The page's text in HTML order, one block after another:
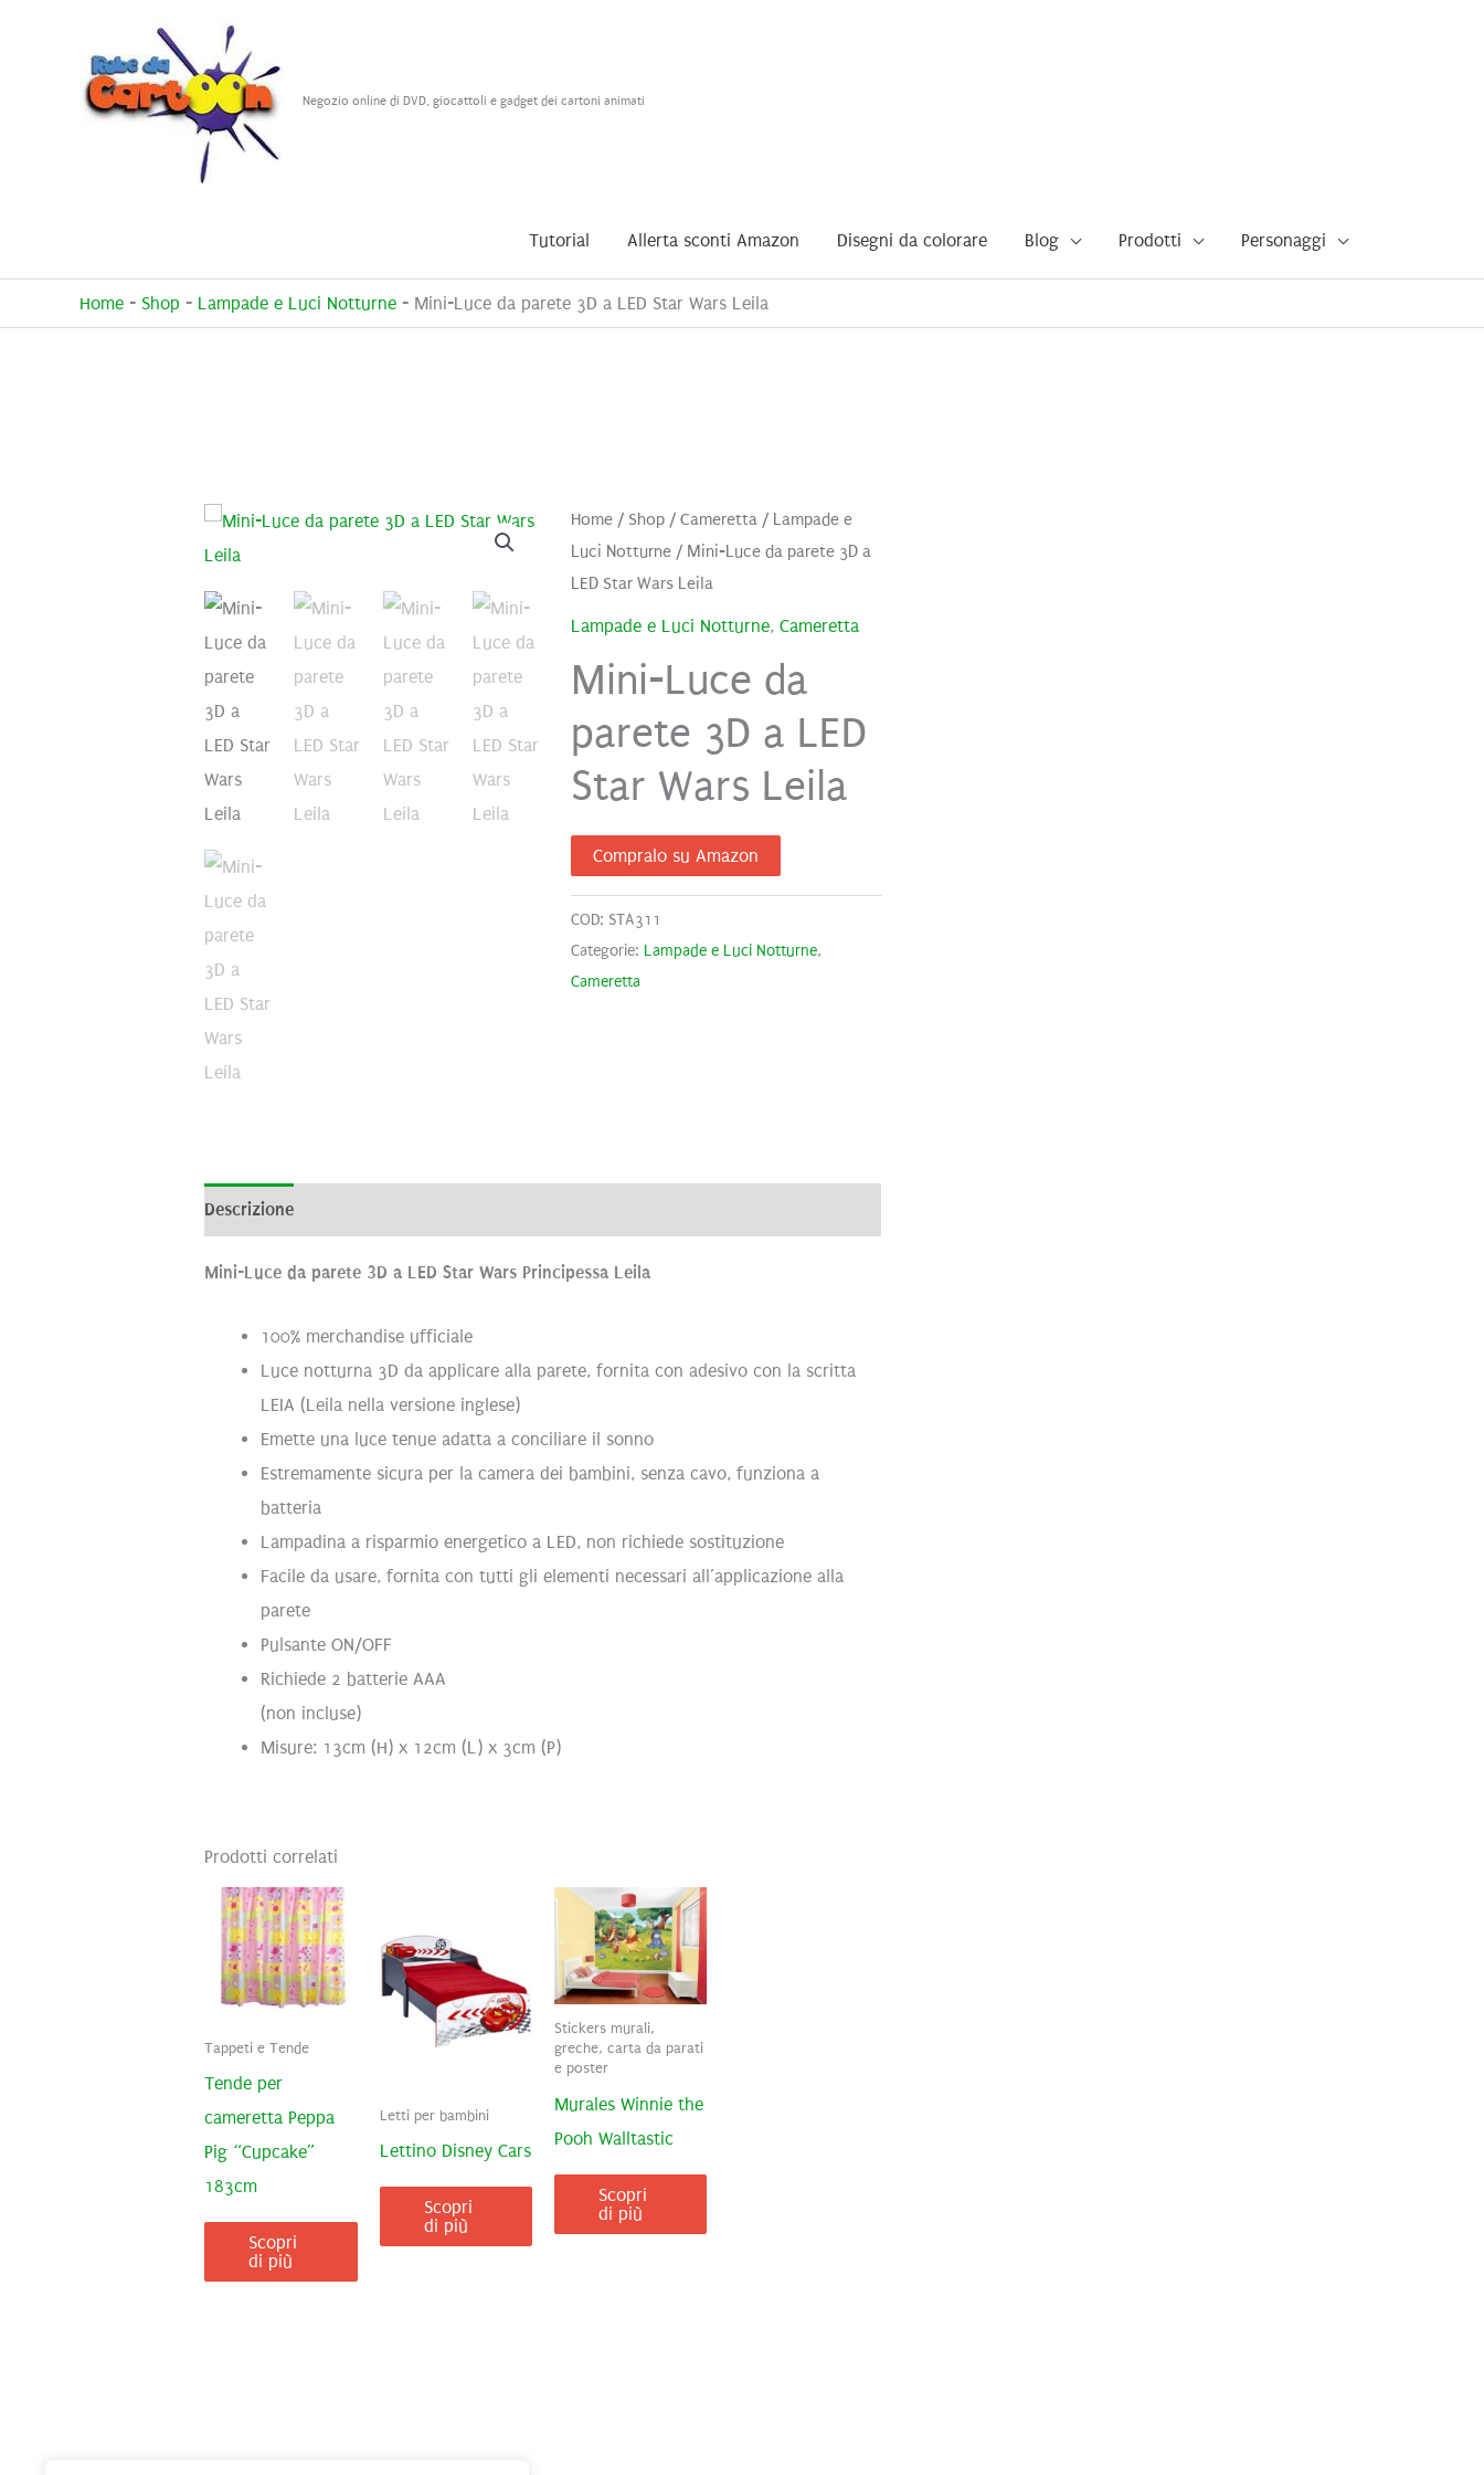
Negozio online di DVD, giocattoli e gadget dei cartoni animati
Tutorial Allerta sconti Amazon Disegni da colorare Blog Prodotti Personaggi
Home - Shop - Lampade e Luci Notturne - Mini-Luce da parete 3D a LED Star Wars Leila
Home/ Shop/ Cameretta/ Lampade e
Luci Notturne/ Mini-Luce da parete 3D a
LED Star Wars Leila
Lampade e Luci Notturne, Cameretta
Mini-Luce da
parete 3D a LED
Star Wars Leila
Compralo su Amazon
COD: STA311
Categorie: Lampade e Luci Notturne,
Cameretta
Descrizione
Mini-Luce da parete 3D a LED Star Wars Principessa Leila
100% merchandise ufficiale
Luce notturna 3D da applicare alla parete, fornita con adesivo con la scritta
LEIA (Leila nella versione inglese)
Emette una luce tenue adatta a conciliare il sonno
Estremamente sicura per la camera dei bambini, senza cavo, funziona a
batteria
Lampadina a risparmio energetico a LED, non richiede sostituzione
Facile da usare, fornita con tutti gli elementi necessari all’applicazione alla
parete
Pulsante ON/OFF
Richiede 2 batterie AAA
(non incluse)
Misure: 13cm (H) x 12cm (L) x 3cm (P)
Prodotti correlati
Tappeti e Tende
Tende per
cameretta Peppa
Pig “Cupcake”
183cm
Scopri
di più
Letti per bambini
Lettino Disney Cars
Scopri
di più
Stickers murali,
greche, carta da parati
e poster
Murales Winnie the
Pooh Walltastic
Scopri
di più